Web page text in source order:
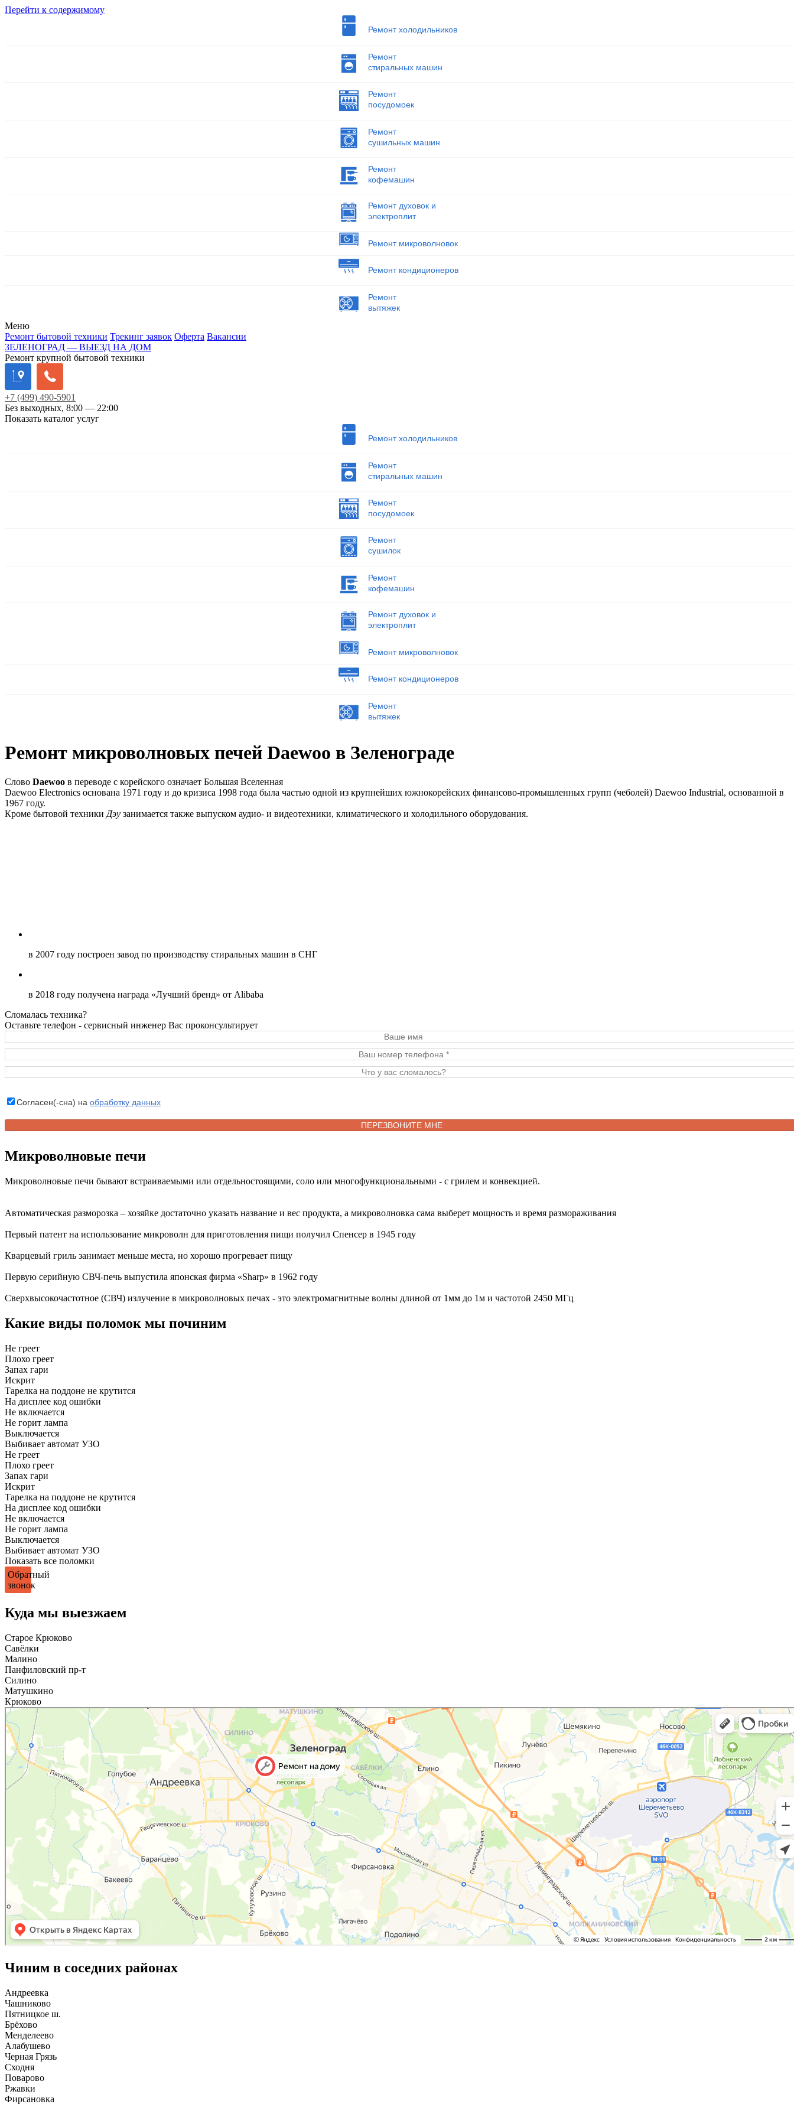
Перейти к содержимому
Ремонт холодильников
Ремонт
стиральных машин
Ремонт
посудомоек
Ремонт
сушильных машин
Ремонт
кофемашин
Ремонт духовок и
электроплит
Ремонт микроволновок
Ремонт кондиционеров
Ремонт
вытяжек
Меню
Ремонт бытовой техники Трекинг заявок Оферта Вакансии
ЗЕЛЕНОГРАД — ВЫЕЗД НА ДОМ
Ремонт крупной бытовой техники
+7 (499) 490-5901
Без выходных, 8:00 — 22:00
Показать каталог услуг
Ремонт холодильников
Ремонт
стиральных машин
Ремонт
посудомоек
Ремонт
сушилок
Ремонт
кофемашин
Ремонт духовок и
электроплит
Ремонт микроволновок
Ремонт кондиционеров
Ремонт
вытяжек
Ремонт микроволновых печей Daewoo в Зеленограде
Слово Daewoo в переводе с корейского означает Большая Вселенная
Daewoo Electronics основана 1971 году и до кризиса 1998 года была частью одной из крупнейших южнокорейских финансово-промышленных групп (чеболей) Daewoo Industrial, основанной в
1967 году.
Кроме бытовой техники Дэу занимается также выпуском аудио- и видеотехники, климатического и холодильного оборудования.
в 2007 году построен завод по производству стиральных машин в СНГ
в 2018 году получена награда «Лучший бренд» от Alibaba
Сломалась техника?
Оставьте телефон - сервисный инженер Вас проконсультирует
Согласен(-сна) на обработку данных
Микроволновые печи
Микроволновые печи бывают встраиваемыми или отдельностоящими, соло или многофункциональными - с грилем и конвекцией.
Автоматическая разморозка – хозяйке достаточно указать название и вес продукта, а микроволновка сама выберет мощность и время размораживания
Первый патент на использование микроволн для приготовления пищи получил Спенсер в 1945 году
Кварцевый гриль занимает меньше места, но хорошо прогревает пищу
Первую серийную СВЧ-печь выпустила японская фирма «Sharp» в 1962 году
Сверхвысокочастотное (СВЧ) излучение в микроволновых печах - это электромагнитные волны длиной от 1мм до 1м и частотой 2450 МГц
Какие виды поломок мы починим
Не греет
Плохо греет
Запах гари
Искрит
Тарелка на поддоне не крутится
На дисплее код ошибки
Не включается
Не горит лампа
Выключается
Выбивает автомат УЗО
Не греет
Плохо греет
Запах гари
Искрит
Тарелка на поддоне не крутится
На дисплее код ошибки
Не включается
Не горит лампа
Выключается
Выбивает автомат УЗО
Показать все поломки
Обратный
звонок
Куда мы выезжаем
Старое Крюково
Савёлки
Малино
Панфиловский пр-т
Силино
Матушкино
Крюково
Чиним в соседних районах
Андреевка
Чашниково
Пятницкое ш.
Брёхово
Менделеево
Алабушево
Черная Грязь
Сходня
Поварово
Ржавки
Фирсановка